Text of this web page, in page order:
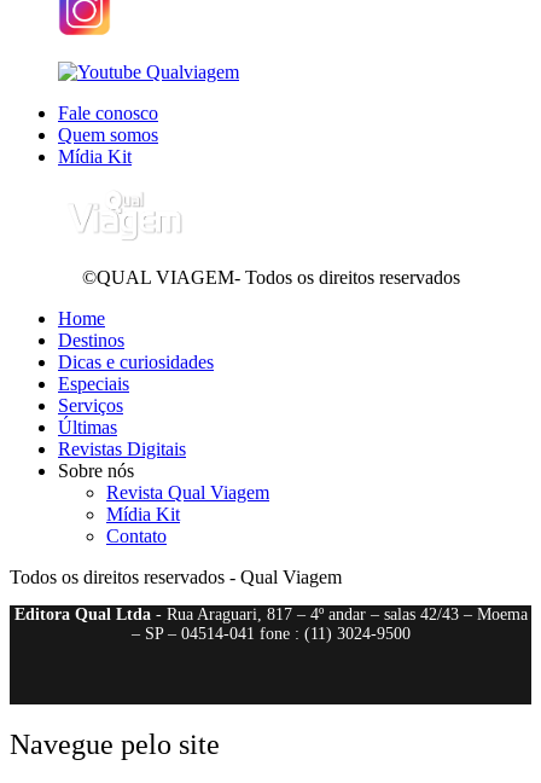
Fale conosco
Quem somos
Mídia Kit
©QUAL VIAGEM- Todos os direitos reservados
Home
Destinos
Dicas e curiosidades
Especiais
Serviços
Últimas
Revistas Digitais
Sobre nós
Revista Qual Viagem
Mídia Kit
Contato
Todos os direitos reservados - Qual Viagem
Editora Qual Ltda- Rua Araguari, 817 – 4º andar – salas 42/43 – Moema
– SP – 04514-041 fone : (11) 3024-9500
Navegue pelo site